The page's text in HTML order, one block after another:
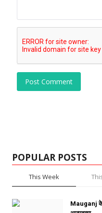
Post Comment
POPULAR POSTS
This Week
Mauganj के